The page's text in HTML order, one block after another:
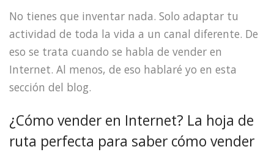
No tienes que inventar nada. Solo adaptar tu
actividad de toda la vida a un canal diferente. De
eso se trata cuando se habla de vender en
Internet. Al menos, de eso hablaré yo en esta
sección del blog.
¿Cómo vender en Internet? La hoja de
ruta perfecta para saber cómo vender